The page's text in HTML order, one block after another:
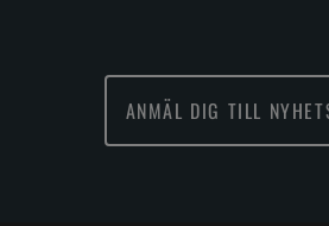
ANMÄL DIG TILL